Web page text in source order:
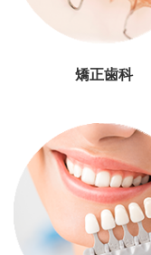
矯正歯科